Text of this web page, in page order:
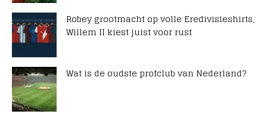
Robey grootmacht op volle Eredivisieshirts,
Willem II kiest juist voor rust
Wat is de oudste profclub van Nederland?